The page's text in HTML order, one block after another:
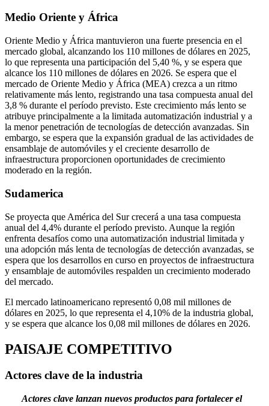
Medio Oriente y África
Oriente Medio y África mantuvieron una fuerte presencia en el
mercado global, alcanzando los 110 millones de dólares en 2025,
lo que representa una participación del 5,40 %, y se espera que
alcance los 110 millones de dólares en 2026. Se espera que el
mercado de Oriente Medio y África (MEA) crezca a un ritmo
relativamente más lento, registrando una tasa compuesta anual del
3,8 % durante el período previsto. Este crecimiento más lento se
atribuye principalmente a la limitada automatización industrial y a
la menor penetración de tecnologías de detección avanzadas. Sin
embargo, se espera que la expansión gradual de las actividades de
ensamblaje de automóviles y el creciente desarrollo de
infraestructura proporcionen oportunidades de crecimiento
moderado en la región.
Sudamerica
Se proyecta que América del Sur crecerá a una tasa compuesta
anual del 4,4% durante el período previsto. Aunque la región
enfrenta desafíos como una automatización industrial limitada y
una adopción más lenta de tecnologías de detección avanzadas, se
espera que los desarrollos en curso en proyectos de infraestructura
y ensamblaje de automóviles respalden un crecimiento moderado
del mercado.
El mercado latinoamericano representó 0,08 mil millones de
dólares en 2025, lo que representa el 4,10% de la industria global,
y se espera que alcance los 0,08 mil millones de dólares en 2026.
PAISAJE COMPETITIVO
Actores clave de la industria
Actores clave lanzan nuevos productos para fortalecer el